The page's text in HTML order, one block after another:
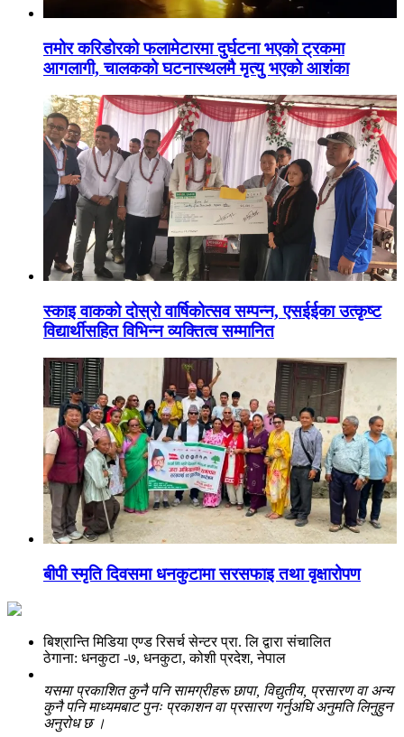
तमोर करिडोरको फलामेटारमा दुर्घटना भएको ट्रकमा
आगलागी, चालकको घटनास्थलमै मृत्यु भएको आशंका
स्काइ वाकको दोस्रो वार्षिकोत्सव सम्पन्न, एसईईका उत्कृष्ट
विद्यार्थीसहित विभिन्न व्यक्तित्व सम्मानित
बीपी स्मृति दिवसमा धनकुटामा सरसफाइ तथा वृक्षारोपण
बिश्रान्ति मिडिया एण्ड रिसर्च सेन्टर प्रा. लि द्वारा संचालित
ठेगाना: धनकुटा -७, धनकुटा, कोशी प्रदेश, नेपाल
यसमा प्रकाशित कुनै पनि सामग्रीहरू छापा, विद्युतीय, प्रसारण वा अन्य
कुनै पनि माध्यमबाट पुनः प्रकाशन वा प्रसारण गर्नुअघि अनुमति लिनुहुन
अनुरोध छ ।